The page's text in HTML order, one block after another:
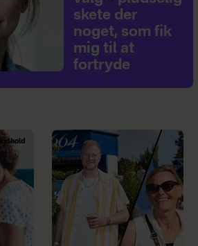
skete der
noget, som fik
mig til at
fortryde